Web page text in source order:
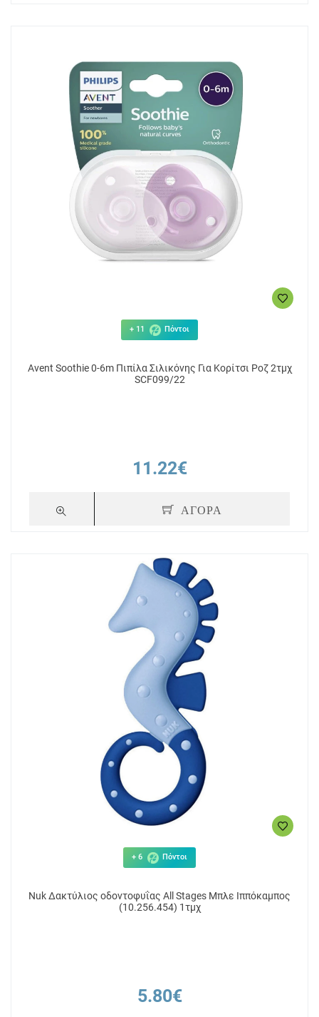
+ 11 Πόντοι
Avent Soothie 0-6m Πιπίλα Σιλικόνης Για Κορίτσι Ροζ 2τμχ
SCF099/22
11.22€
ΑΓΟΡΑ
+ 6 Πόντοι
Nuk Δακτύλιος οδοντοφυΐας All Stages Μπλε Ιππόκαμπος
(10.256.454) 1τμχ
5.80€